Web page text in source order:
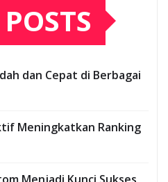
dan Cepat di Berbagai
Meningkatkan Ranking